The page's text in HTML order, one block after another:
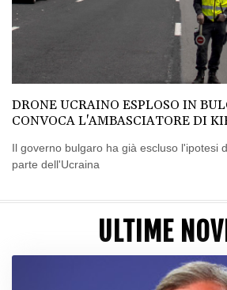
DRONE UCRAINO ESPLOSO IN
CONVOCA L'AMBASCIATORE DI
Il governo bulgaro ha già escluso l'ipotesi
parte dell'Ucraina
ULTIME